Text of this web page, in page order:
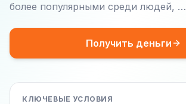
более популярными среди людей, …
Получить деньги
КЛЮЧЕВЫЕ УСЛОВИЯ